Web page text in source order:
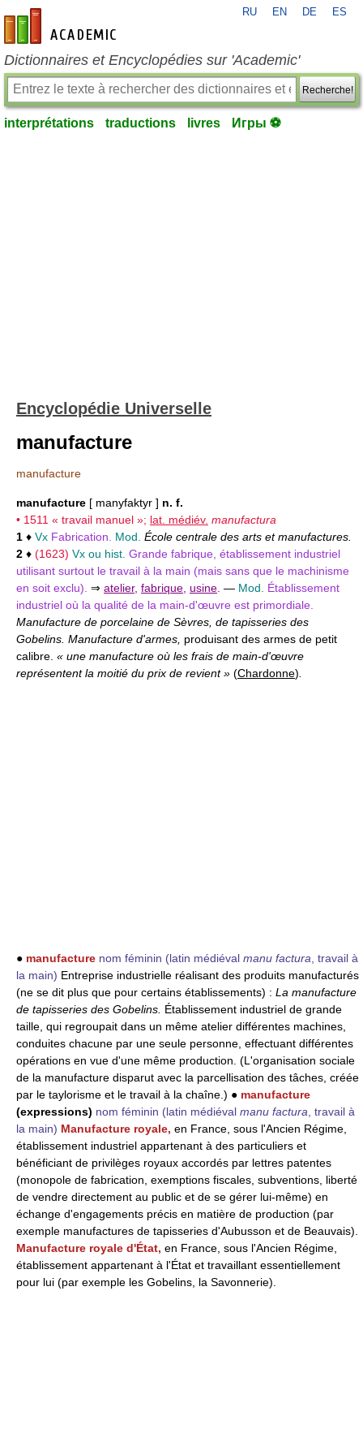
fr-academic.com
RU EN DE ES
Dictionnaires et Encyclopédies sur 'Academic'
Recherche!
interprétations traductions livres Игры ⚽
Encyclopédie Universelle
manufacture
manufacture
manufacture [ manyfaktyr ] n. f.
• 1511 « travail manuel »; lat. médiév. manufactura
1 ♦ Vx Fabrication. Mod. École centrale des arts et manufactures.
2 ♦ (1623) Vx ou hist. Grande fabrique, établissement industriel
utilisant surtout le travail à la main (mais sans que le machinisme
en soit exclu). ⇒ atelier, fabrique usine — Mod.
Établissement
industriel où la qualité de la main-d'œuvre est primordiale.
Manufacture de porcelaine de Sèvres, de tapisseries des
Gobelins. Manufacture d'armes, produisant des armes de petit
calibre. « une manufacture où les frais de main-d'œuvre
représentent la moitié du prix de revient » (Chardonne)
● manufacture nom féminin (latin médiéval manu factura , travail à
la main) Entreprise industrielle réalisant des produits manufacturés
(ne se dit plus que pour certains établissements) : La manufacture
de tapisseries des Gobelins. Établissement industriel de grande
taille, qui regroupait dans un même atelier différentes machines,
conduites chacune par une seule personne, effectuant différentes
opérations en vue d'une même production. (L'organisation sociale
de la manufacture disparut avec la parcellisation des tâches, créée
par le taylorisme et le travail à la chaîne.) ● manufacture
(expressions) nom féminin (latin médiéval manu factura , travail à
la main) Manufacture royale, en France, sous l'Ancien Régime,
établissement industriel appartenant à des particuliers et
bénéficiant de privilèges royaux accordés par lettres patentes
(monopole de fabrication, exemptions fiscales, subventions, liberté
de vendre directement au public et de se gérer lui-même) en
échange d'engagements précis en matière de production (par
exemple manufactures de tapisseries d'Aubusson et de Beauvais).
Manufacture royale d'État, en France, sous l'Ancien Régime,
établissement appartenant à l'État et travaillant essentiellement
pour lui (par exemple les Gobelins, la Savonnerie).